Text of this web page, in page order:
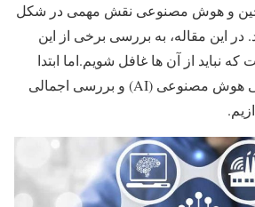
و هوش مصنوعی نقش مهمی در شکل
در این مقاله، به بررسی برخی از این
نباید از آن ها غافل شویم.اما ابتدا
لازم است که به معرفی هوش مصنوعی (AI) و بررسی اجمالی